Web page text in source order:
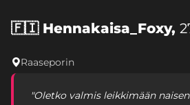
🇫🇮Hennakaisa_Foxy,
Raaseporin
"Oletko valmis leikkimään